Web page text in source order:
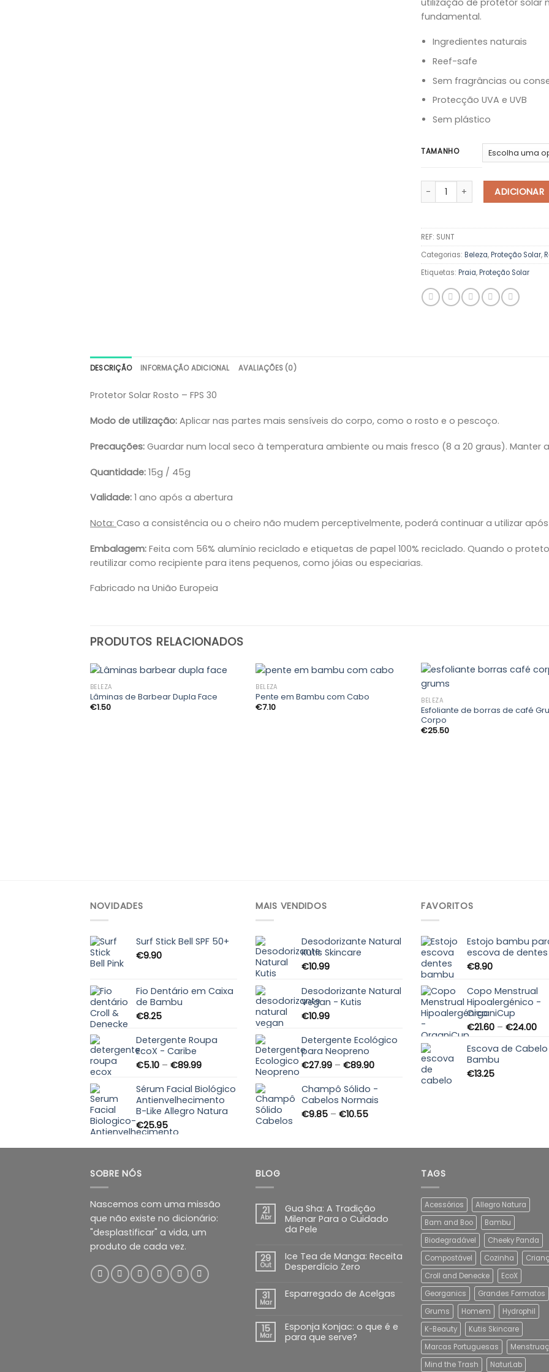
fundamental.
Ingredientes naturais
Reef-safe
Sem fragrâncias ou
Protecção UVA e UVB
Sem plástico
TAMANHO
Quantidade de Protetor Solar
ADICIONAR
REF: SUNT
Categorias: Beleza,Proteção Solar,
Etiquetas: Praia,Proteção Solar
DESCRIÇÃO INFORMAÇÃO ADICIONAL AVALIAÇÕES (0)
Protetor Solar Rosto – FPS 30
Modo de utilização: Aplicar nas partes mais sensíveis do corpo, como o rosto e o pescoço.
Precauções: Guardar num local seco à temperatura ambiente ou mais fresco (8 a 20 graus). Manter
Quantidade: 15g / 45g
Validade: 1 ano após a abertura
Nota: Caso a consistência ou o cheiro não mudem perceptivelmente, poderá continuar a utilizar
Embalagem: Feita com 56% alumínio reciclado e etiquetas de papel 100% reciclado. Quando o
reutilizar como recipiente para itens pequenos, como jóias ou especiarias.
Fabricado na União Europeia
PRODUTOS RELACIONADOS
BELEZA
Lâminas de Barbear Dupla Face
€1.50
BELEZA
Pente em Bambu com Cabo
€7.10
BELEZA
Esfoliante de borras de café
Corpo
€25.50
NOVIDADES
Surf Stick Bell SPF 50+
€9.90
Fio Dentário em Caixa
de Bambu
€8.25
Detergente Roupa
EcoX - Caribe
€5.10 – €89.99Price
€5.10
through
€89.99
Sérum Facial Biológico
Antienvelhecimento
B-Like Allegro Natura
€25.95
MAIS VENDIDOS
Desodorizante Natural
Kutis Skincare
€10.99
Desodorizante Natural
Vegan - Kutis
€10.99
Detergente Ecológico
para Neopreno
€27.99 – €89.90Price
€27.99
through
Champô Sólido -
Cabelos Normais
€9.85 – €10.55Price
through
FAVORITOS
Estojo bambu
escova de dentes
€8.90
Copo Menstrual
Hipoalergénico -
OrganiCup
€21.60 – €24.00
Escova de
Bambu
€13.25
SOBRE NÓS
Nascemos com uma missão
que não existe no dicionário:
"desplastificar" a vida, um
produto de cada vez.
BLOG
21
Abr
Gua Sha: A Tradição
Milenar Para o Cuidado
da Pele
29
Out
Ice Tea de Manga: Receita
Desperdício Zero
31
Mar
Esparregado de Acelgas
15
Mar
Esponja Konjac: o que é e
para que serve?
TAGS
Acessórios
Allegro Natura
Bam and Boo
Bambu
Biodegradável
Cheeky Panda
Compostável
Cozinha
Croll and Denecke
EcoX
Georganics
Grandes Formatos
Grums
Homem
Hydrophil
K-Beauty
Kutis Skincare
Marcas Portuguesas
Mind the Trash
NaturLab